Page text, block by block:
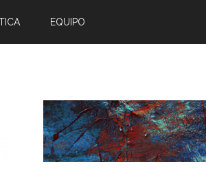
EQUIPO